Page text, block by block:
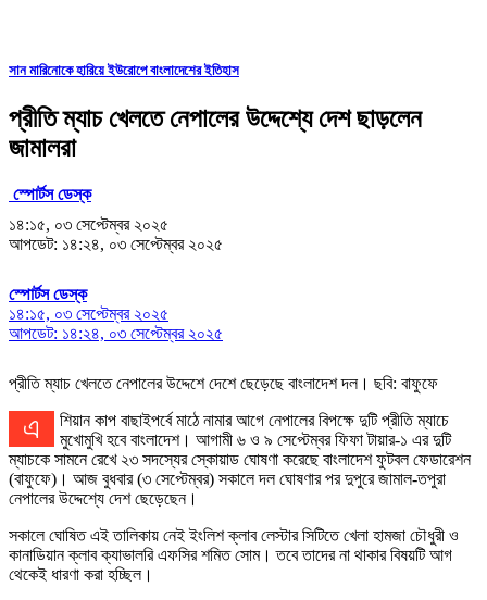
সান মারিনোকে হারিয়ে ইউরোপে বাংলাদেশের ইতিহাস
প্রীতি ম্যাচ খেলতে নেপালের উদ্দেশ্যে দেশ ছাড়লেন
জামালরা
স্পোর্টস ডেস্ক
১৪:১৫, ০৩ সেপ্টেম্বর ২০২৫
আপডেট: ১৪:২৪, ০৩ সেপ্টেম্বর ২০২৫
স্পোর্টস ডেস্ক
১৪:১৫, ০৩ সেপ্টেম্বর ২০২৫
আপডেট: ১৪:২৪, ০৩ সেপ্টেম্বর ২০২৫
প্রীতি ম্যাচ খেলতে নেপালের উদ্দেশে দেশে ছেড়েছে বাংলাদেশ দল। ছবি: বাফুফে
এশিয়ান কাপ বাছাইপর্বে মাঠে নামার আগে নেপালের বিপক্ষে দুটি প্রীতি ম্যাচে
মুখোমুখি হবে বাংলাদেশ। আগামী ৬ ও ৯ সেপ্টেম্বর ফিফা টায়ার-১ এর দুটি
ম্যাচকে সামনে রেখে ২৩ সদস্যের স্কোয়াড ঘোষণা করেছে বাংলাদেশ ফুটবল ফেডারেশন
(বাফুফে)। আজ বুধবার (৩ সেপ্টেম্বর) সকালে দল ঘোষণার পর দুপুরে জামাল-তপুরা
নেপালের উদ্দেশ্যে দেশ ছেড়েছেন।
সকালে ঘোষিত এই তালিকায় নেই ইংলিশ ক্লাব লেস্টার সিটিতে খেলা হামজা চৌধুরী ও
কানাডিয়ান ক্লাব ক্যাভালরি এফসির শমিত সোম। তবে তাদের না থাকার বিষয়টি আগ
থেকেই ধারণা করা হচ্ছিল।